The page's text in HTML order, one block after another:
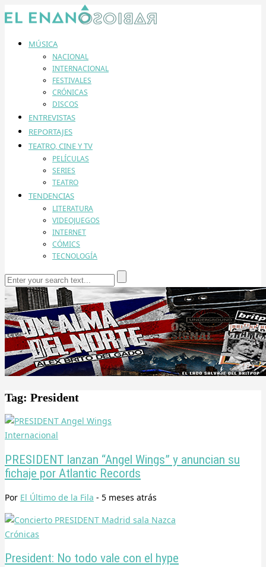
MÚSICA
NACIONAL
INTERNACIONAL
FESTIVALES
CRÓNICAS
DISCOS
ENTREVISTAS
REPORTAJES
TEATRO, CINE Y TV
PELÍCULAS
SERIES
TEATRO
TENDENCIAS
LITERATURA
VIDEOJUEGOS
INTERNET
CÓMICS
TECNOLOGÍA
Tag: President
Internacional
PRESIDENT lanzan “Angel Wings” y anuncian su
fichaje por Atlantic Records
Por El Último de la Fila - 5 meses atrás
Crónicas
President: No todo vale con el hype